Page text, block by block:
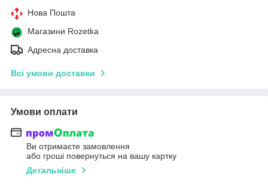
Нова Пошта
Магазини Rozetka
Адресна доставка
Всі умови доставки
Умови оплати
Ви отримаєте замовлення
або гроші повернуться на вашу картку
Детальніше